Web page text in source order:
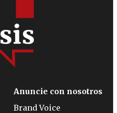
Anuncie con nosotros
Brand Voice